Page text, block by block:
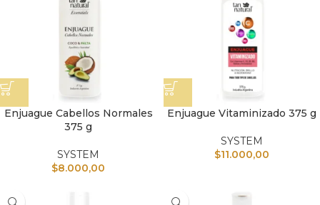
Enjuague Cabellos Normales
375 g
SYSTEM
$8.000,00
Enjuague Vitaminizado 375 g
SYSTEM
$11.000,00